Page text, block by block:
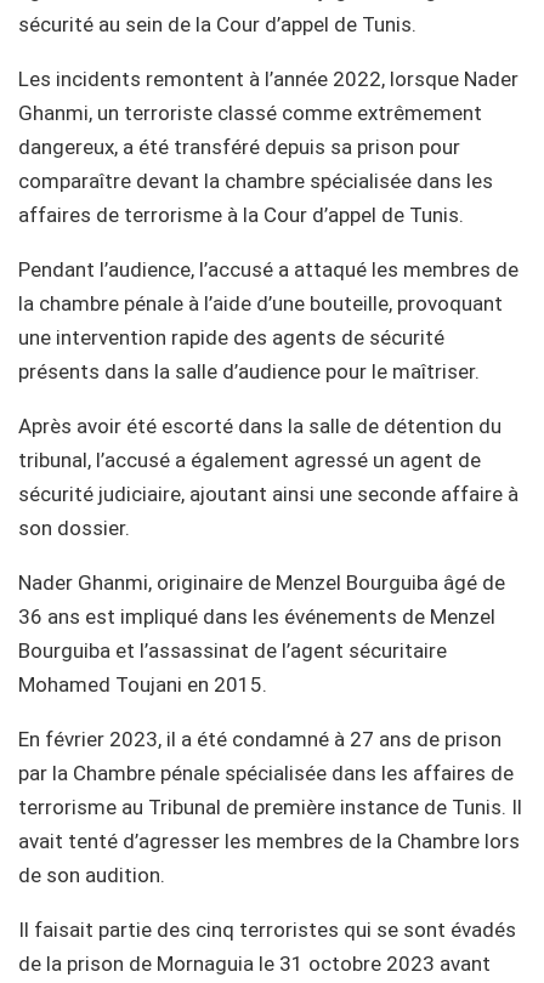
sécurité au sein de la Cour d’appel de Tunis.
Les incidents remontent à l’année 2022, lorsque Nader
Ghanmi, un terroriste classé comme extrêmement
dangereux, a été transféré depuis sa prison pour
comparaître devant la chambre spécialisée dans les
affaires de terrorisme à la Cour d’appel de Tunis.
Pendant l’audience, l’accusé a attaqué les membres de
la chambre pénale à l’aide d’une bouteille, provoquant
une intervention rapide des agents de sécurité
présents dans la salle d’audience pour le maîtriser.
Après avoir été escorté dans la salle de détention du
tribunal, l’accusé a également agressé un agent de
sécurité judiciaire, ajoutant ainsi une seconde affaire à
son dossier.
Nader Ghanmi, originaire de Menzel Bourguiba âgé de
36 ans est impliqué dans les événements de Menzel
Bourguiba et l’assassinat de l’agent sécuritaire
Mohamed Toujani en 2015.
En février 2023, il a été condamné à 27 ans de prison
par la Chambre pénale spécialisée dans les affaires de
terrorisme au Tribunal de première instance de Tunis. Il
avait tenté d’agresser les membres de la Chambre lors
de son audition.
Il faisait partie des cinq terroristes qui se sont évadés
de la prison de Mornaguia le 31 octobre 2023 avant